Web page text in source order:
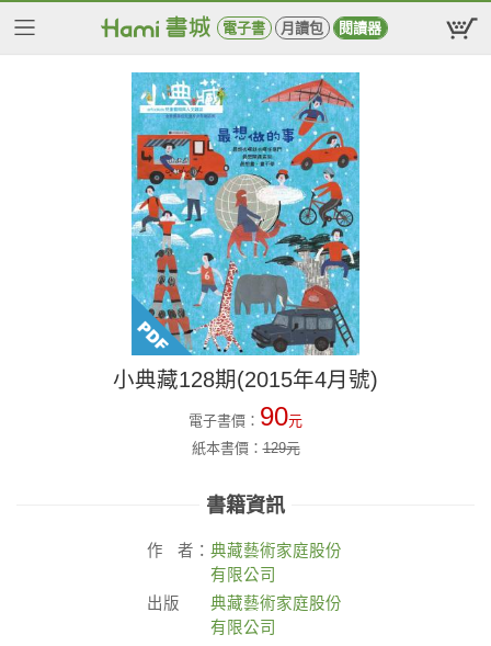
電子書 月讀包 閱讀器
小典藏128期(2015年4月號)
電子書價： 90元
紙本書價：129元
書籍資訊
作 者： 典藏藝術家庭股份
有限公司
出版
典藏藝術家庭股份
有限公司